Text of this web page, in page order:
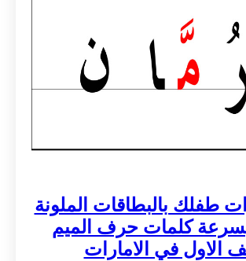
طفلك بالبطاقات الملونة
بسرعة كلمات حرف الميم
الاول في الامارات